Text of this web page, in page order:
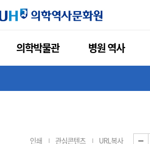
의학박물관 병원 역사
인쇄 관심콘텐츠 URL복사